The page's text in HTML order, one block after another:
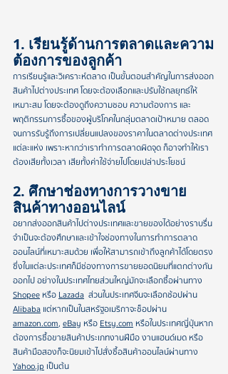
1. เรียนรู้ด้านการตลาดและความ
ต้องการของลูกค้า
การเรียนรู้และวิเคราะห์ตลาด เป็นขั้นตอนสำคัญในการส่งออก
สินค้าไปต่างประเทศ โดยจะต้องเลือกและปรับใช้กลยุทธ์ให้
เหมาะสม โดยจะต้องดูถึงความชอบ ความต้องการ และ
พฤติกรรมการซื้อของผู้บริโภคในกลุ่มตลาดเป้าหมาย ตลอด
จนการรับรู้ถึงการเปลี่ยนแปลงของราคาในตลาดต่างประเทศ
แต่ละแห่ง เพราะหากว่าเราทำการตลาดผิดจุด ก็อาจทำให้เรา
ต้องเสียทั้งเวลา เสียทั้งค่าใช้จ่ายไปโดยเปล่าประโยชน์
2. ศึกษาช่องทางการวางขาย
สินค้าทางออนไลน์
อยากส่งออกสินค้าไปต่างประเทศและขายของได้อย่างราบรื่น
จำเป็นจะต้องศึกษาและเข้าใจช่องทางในการทำการตลาด
ออนไลน์ที่เหมาะสมด้วย เพื่อให้สามารถเข้าถึงลูกค้าได้โดยตรง
ซึ่งในแต่ละประเทศก็มีช่องทางการขายยอดนิยมที่แตกต่างกัน
ออกไป อย่างในประเทศไทยส่วนใหญ่มักจะเลือกซื้อผ่านทาง
Shopee หรือ Lazada
  ส่วนในประเทศจีนจะเลือกช้อปผ่าน
Alibaba แต่หากเป็นในสหรัฐอเมริกาจะช็อปผ่าน
amazon.com, eBay หรือ Etsy.com หรือในประเทศญี่ปุ่นหาก
ต้องการซื้อขายสินค้าประเภทงานฝีมือ งานแฮนด์เมด หรือ
สินค้ามือสองก็จะนิยมเข้าไปสั่งซื้อสินค้าออนไลน์ผ่านทาง
Yahoo.jp เป็นต้น